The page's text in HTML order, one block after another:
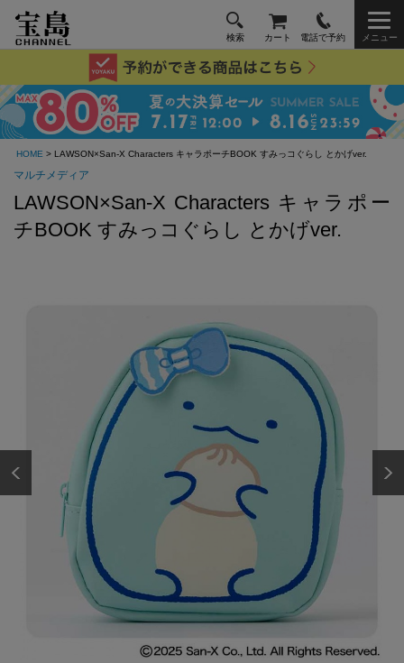
検索 カート 電話で予約 メニュー
HOME > LAWSON×San-X Characters キャラポーチBOOK すみっコぐらし とかげver.
マルチメディア
LAWSON×San-X Characters キャラポー
チBOOK すみっコぐらし とかげver.